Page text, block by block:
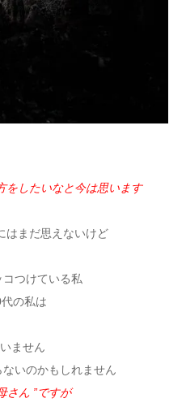
をしたいなと今は思います
はまだ思えないけど
つけている私
の私は
ません
いのかもしれません
さん ”ですが